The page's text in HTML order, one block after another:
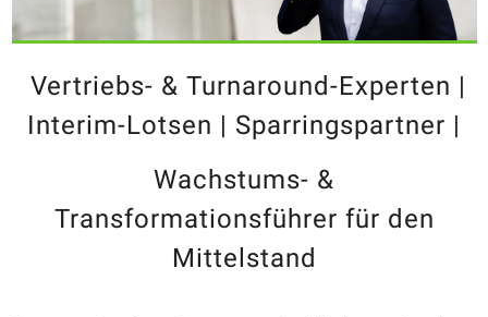
Vertriebs- & Turnaround-Experten |
Interim-Lotsen | Sparringspartner |
Wachstums- &
Transformationsführer für den
Mittelstand